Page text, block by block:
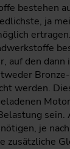
bestehen
ja
auf den dann
werden.
je
zusätzliche